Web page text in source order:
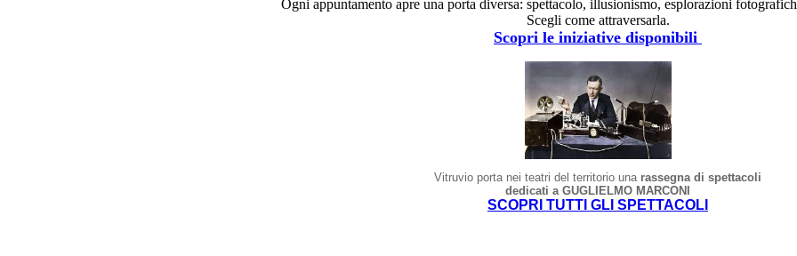
Ogni appuntamento apre una porta diversa: spettacolo, illusionismo, esplorazioni
Scegli come attraversarla.
Scopri le iniziative disponibili
Vitruvio porta nei teatri del territorio una rassegna di spettacoli
dedicati a GUGLIELMO MARCONI
SCOPRI TUTTI GLI SPETTACOLI